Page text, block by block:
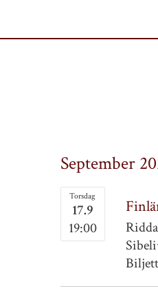
September
Torsdag
17.9
19:00